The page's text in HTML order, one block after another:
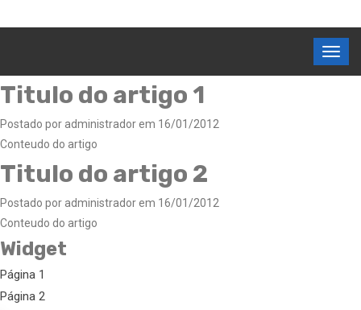
Titulo do artigo 1
Postado por administrador em 16/01/2012
Conteudo do artigo
Titulo do artigo 2
Postado por administrador em 16/01/2012
Conteudo do artigo
Widget
Página 1
Página 2